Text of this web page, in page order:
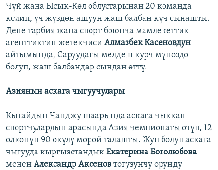
Чүй жана Ысык-Көл облустарынан 20 команда
келип, үч жүздөн ашуун жаш балбан күч сынашты.
Дене тарбия жана спорт боюнча мамлекеттик
агенттиктин жетекчиси Алмазбек Касеновдун
айтымында, Саруудагы мелдеш курч мүнөздө
болуп, жаш балбандар сындан өттү.
Азиянын аскага чыгуучулары
Кытайдын Чанджу шаарында аскага чыккан
спортчулардын арасында Азия чемпионаты өтүп, 12
өлкөнүн 90 өкүлү мөрөй талашты. Жуп болуп аскага
чыгууда кыргызстандык Екатерина Боголюбова
менен Александр Аксенов тогузунчу орунду